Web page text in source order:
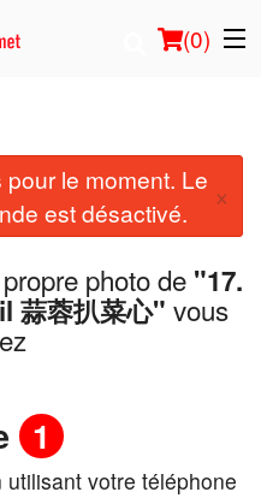
(0)
le moment. Le
est désactivé.
×
photo de "17.
蒜蓉扒菜心" vous
1
utilisant votre téléphone